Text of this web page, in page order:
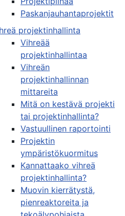
Paskanjauhantaprojektit
projektinhallinta
Vihreää
projektinhallintaa
Vihreän
projektinhallinnan
mittareita
Mitä on kestävä projekti
tai projektinhallinta?
Vastuullinen raportointi
Projektin
ympäristökuormitus
Kannattaako vihreä
projektinhallinta?
Muovin kierrätystä,
pienreaktoreita ja